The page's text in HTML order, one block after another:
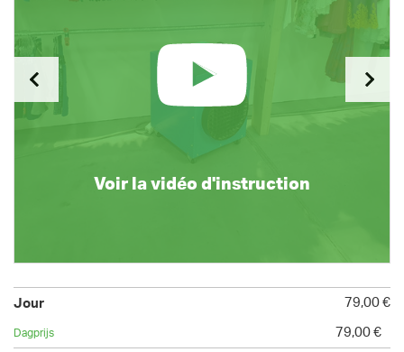
Voir la vidéo d'instruction
79,00 €
79,00 €